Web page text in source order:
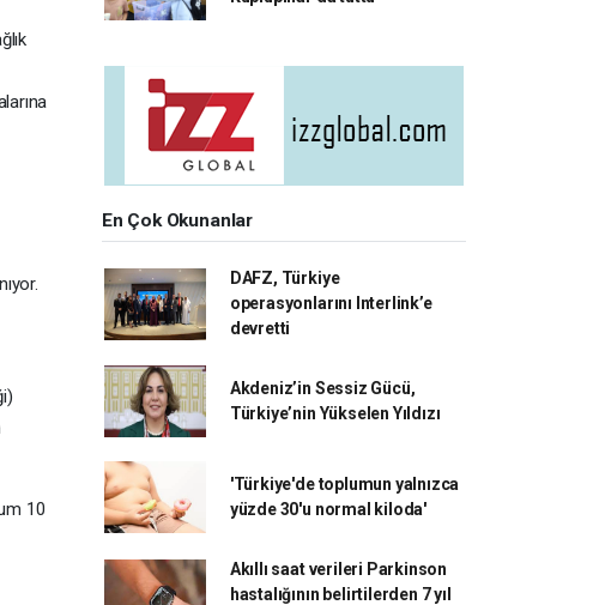
10
En Çok Okunanlar
DAFZ, Türkiye
operasyonlarını Interlink’e
devretti
Akdeniz’in Sessiz Gücü,
Türkiye’nin Yükselen Yıldızı
'Türkiye'de toplumun yalnızca
yüzde 30'u normal kiloda'
Akıllı saat verileri Parkinson
hastalığının belirtilerden 7 yıl